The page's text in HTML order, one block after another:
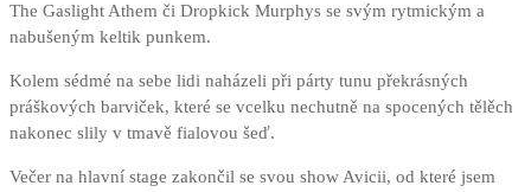
The Gaslight Athem či Dropkick Murphys se svým rytmickým a
nabušeným keltik punkem.
Kolem sédmé na sebe lidi naházeli při párty tunu překrásných
práškových barviček, které se vcelku nechutně na spocených tělěch
nakonec slily v tmavě fialovou šeď.
Večer na hlavní stage zakončil se svou show Avicii, od které jsem